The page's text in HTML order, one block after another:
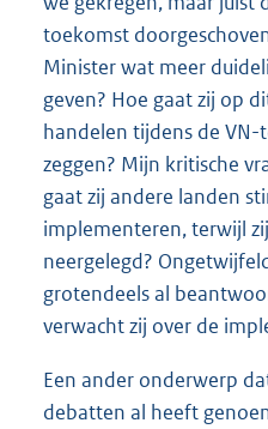
toekomst
Minister wat meer
geven? Hoe gaat zij op
handelen tijdens de VN-
zeggen? Mijn kritische
gaat zij andere landen
implementeren, terwijl
neergelegd?
grotendeels al
verwacht zij over de
Een ander onderwerp
debatten al heeft